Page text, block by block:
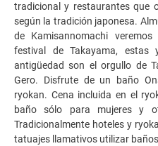
tradicional y restaurantes que
según la tradición japonesa.
de Kamisannomachi
festival de Takayama,
antigüedad son el orgullo de
Gero. Disfrute de un baño
ryokan. Cena incluida en el
baño sólo para mujeres y
Tradicionalmente hoteles y
tatuajes llamativos utilizar